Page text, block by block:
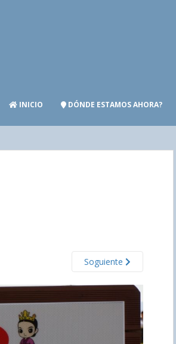
INICIO DÓNDE ESTAMOS AHORA?
Soguiente